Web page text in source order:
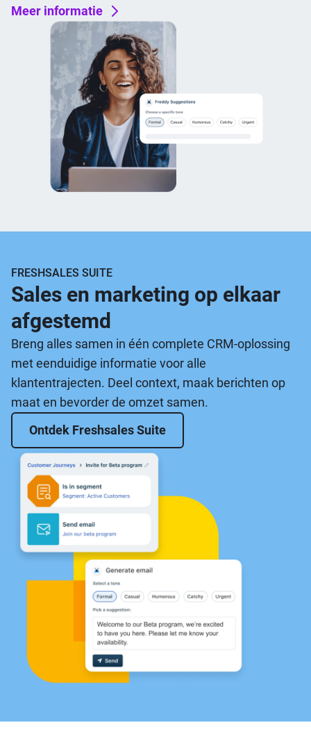
Meer informatie
FRESHSALES SUITE
Sales en marketing op elkaar
afgestemd
Breng alles samen in één complete CRM-oplossing
met eenduidige informatie voor alle
klantentrajecten. Deel context, maak berichten op
maat en bevorder de omzet samen.
Ontdek Freshsales Suite